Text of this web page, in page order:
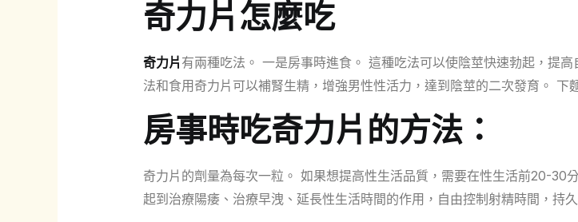
奇力片怎麼吃
奇力片 有兩種吃法。 一是房事時進食。 這種吃法可以使陰莖快速勃起，提
法和食用奇力片可以補腎生精，增強男性性活力，達到陰莖的二次發育。 下
房事時吃奇力片的方法：
奇力片的劑量為每次一粒。 如果想提高性生活品質，需要在性生活前20-30
起到治療陽痿、治療早洩、延長性生活時間的作用，自由控制射精時間，持